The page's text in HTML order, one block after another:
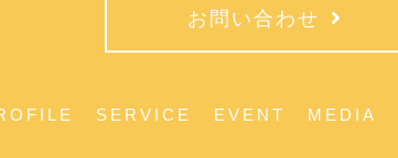
お問い合わせ
SERVICE EVENT MEDIA